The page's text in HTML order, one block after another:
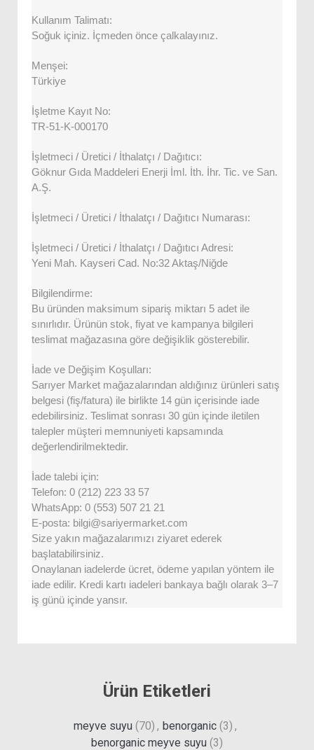
Kullanım Talimatı:
Soğuk içiniz. İçmeden önce çalkalayınız.
Menşei:
Türkiye
İşletme Kayıt No:
TR-51-K-000170
İşletmeci / Üretici / İthalatçı / Dağıtıcı:
Göknur Gıda Maddeleri Enerji İml. İth. İhr. Tic. ve San.
A.Ş.
İşletmeci / Üretici / İthalatçı / Dağıtıcı Numarası:
İşletmeci / Üretici / İthalatçı / Dağıtıcı Adresi:
Yeni Mah. Kayseri Cad. No:32 Aktaş/Niğde
Bilgilendirme:
Bu üründen maksimum sipariş miktarı 5 adet ile
sınırlıdır. Ürünün stok, fiyat ve kampanya bilgileri
teslimat mağazasına göre değişiklik gösterebilir.
İade ve Değişim Koşulları:
Sarıyer Market mağazalarından aldığınız ürünleri satış
belgesi (fiş/fatura) ile birlikte 14 gün içerisinde iade
edebilirsiniz. Teslimat sonrası 30 gün içinde iletilen
talepler müşteri memnuniyeti kapsamında
değerlendirilmektedir.
İade talebi için:
Telefon: 0 (212) 223 33 57
WhatsApp: 0 (553) 507 21 21
E-posta: bilgi@sariyermarket.com
Size yakın mağazalarımızı ziyaret ederek
başlatabilirsiniz.
Onaylanan iadelerde ücret, ödeme yapılan yöntem ile
iade edilir. Kredi kartı iadeleri bankaya bağlı olarak 3–7
iş günü içinde yansır.
Ürün Etiketleri
meyve suyu (70) , benorganic (3) ,
benorganic meyve suyu (3)